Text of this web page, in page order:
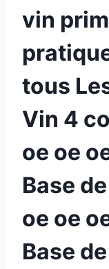
vin
tous
Vin 4
oe oe
Base
oe oe
Base